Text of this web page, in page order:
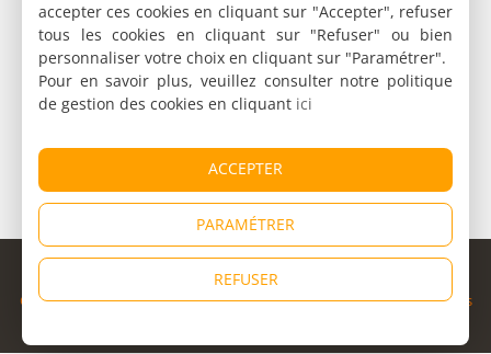
© Copyright 1998 - 2026
Cybevasion|Mentions légales|Confidentialité|CGU|Informations
accepter ces cookies en cliquant sur "Accepter", refuser
tous les cookies en cliquant sur "Refuser" ou bien
personnaliser votre choix en cliquant sur "Paramétrer".
Pour en savoir plus, veuillez consulter notre politique
de gestion des cookies en cliquant ici
ACCEPTER
PARAMÉTRER
REFUSER